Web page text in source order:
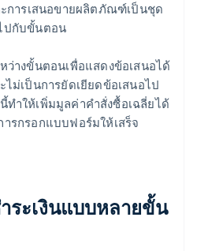
การเสนอขายผลิตภัณฑ์เป็นชุด
ปกับขั้นตอน
ว่างขั้นตอนเพื่อแสดงข้อเสนอได้
ม่เป็นการยัดเยียดข้อเสนอไป
ำให้เพิ่มมูลค่าคำสั่งซื้อเฉลี่ยได้
รกรอกแบบฟอร์มให้เสร็จ
ระเงินแบบหลายขั้น